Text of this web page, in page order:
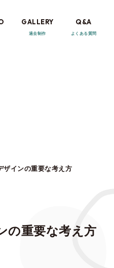
GALLERY Q&A
ザインの重要な考え方
の重要な考え方